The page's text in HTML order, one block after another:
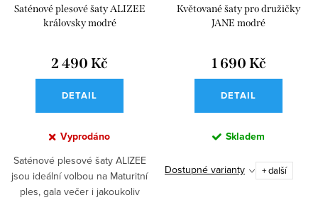
Saténové plesové šaty ALIZEE
královsky modré
2 490 Kč
DETAIL
Vyprodáno
Saténové plesové šaty ALIZEE
jsou ideální volbou na Maturitní
ples, gala večer i jakoukoliv
Květované šaty pro družičky
JANE modré
1 690 Kč
DETAIL
Skladem
Dostupné varianty + další